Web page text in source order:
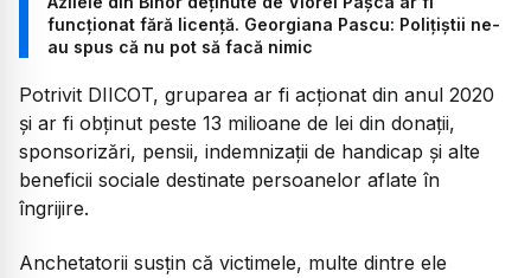
funcționat fără licență. Georgiana Pascu: Polițiștii ne-
au spus că nu pot să facă nimic
Potrivit DIICOT, gruparea ar fi acționat din anul 2020
și ar fi obținut peste 13 milioane de lei din donații,
sponsorizări, pensii, indemnizații de handicap și alte
beneficii sociale destinate persoanelor aflate în
îngrijire.
Anchetatorii susțin că victimele, multe dintre ele